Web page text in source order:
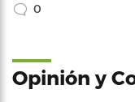
0
Opinión y